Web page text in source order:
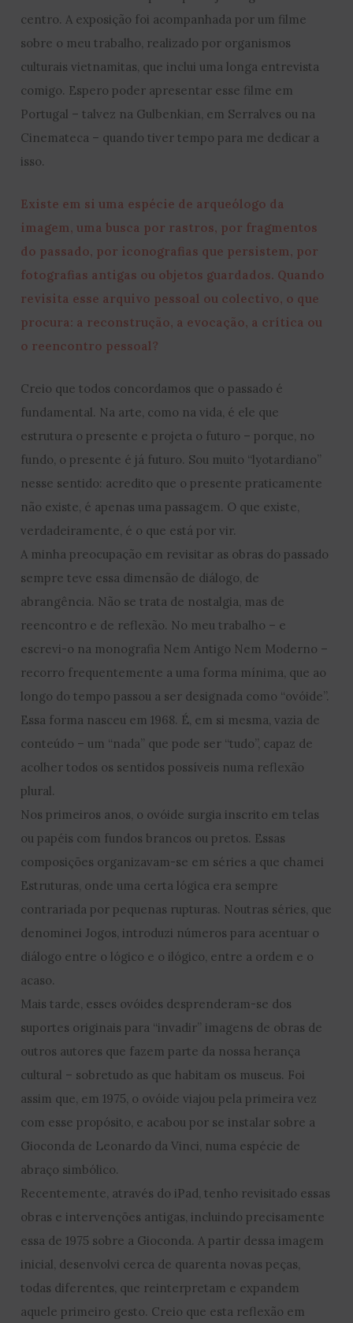
centro. A exposição foi acompanhada por um filme
sobre o meu trabalho, realizado por organismos
culturais vietnamitas, que inclui uma longa entrevista
comigo. Espero poder apresentar esse filme em
Portugal – talvez na Gulbenkian, em Serralves ou na
Cinemateca – quando tiver tempo para me dedicar a
isso.
Existe em si uma espécie de arqueólogo da
imagem, uma busca por rastros, por fragmentos
do passado, por iconografias que persistem, por
fotografias antigas ou objetos guardados. Quando
revisita esse arquivo pessoal ou colectivo, o que
procura: a reconstrução, a evocação, a crítica ou
o reencontro pessoal?
Creio que todos concordamos que o passado é
fundamental. Na arte, como na vida, é ele que
estrutura o presente e projeta o futuro – porque, no
fundo, o presente é já futuro. Sou muito “lyotardiano”
nesse sentido: acredito que o presente praticamente
não existe, é apenas uma passagem. O que existe,
verdadeiramente, é o que está por vir.
A minha preocupação em revisitar as obras do passado
sempre teve essa dimensão de diálogo, de
abrangência. Não se trata de nostalgia, mas de
reencontro e de reflexão. No meu trabalho – e
escrevi-o na monografia Nem Antigo Nem Moderno –
recorro frequentemente a uma forma mínima, que ao
longo do tempo passou a ser designada como “ovóide”.
Essa forma nasceu em 1968. É, em si mesma, vazia de
conteúdo – um “nada” que pode ser “tudo”, capaz de
acolher todos os sentidos possíveis numa reflexão
plural.
Nos primeiros anos, o ovóide surgia inscrito em telas
ou papéis com fundos brancos ou pretos. Essas
composições organizavam-se em séries a que chamei
Estruturas, onde uma certa lógica era sempre
contrariada por pequenas rupturas. Noutras séries, que
denominei Jogos, introduzi números para acentuar o
diálogo entre o lógico e o ilógico, entre a ordem e o
acaso.
Mais tarde, esses ovóides desprenderam-se dos
suportes originais para “invadir” imagens de obras de
outros autores que fazem parte da nossa herança
cultural – sobretudo as que habitam os museus. Foi
assim que, em 1975, o ovóide viajou pela primeira vez
com esse propósito, e acabou por se instalar sobre a
Gioconda de Leonardo da Vinci, numa espécie de
abraço simbólico.
Recentemente, através do iPad, tenho revisitado essas
obras e intervenções antigas, incluindo precisamente
essa de 1975 sobre a Gioconda. A partir dessa imagem
inicial, desenvolvi cerca de quarenta novas peças,
todas diferentes, que reinterpretam e expandem
aquele primeiro gesto. Creio que esta reflexão em